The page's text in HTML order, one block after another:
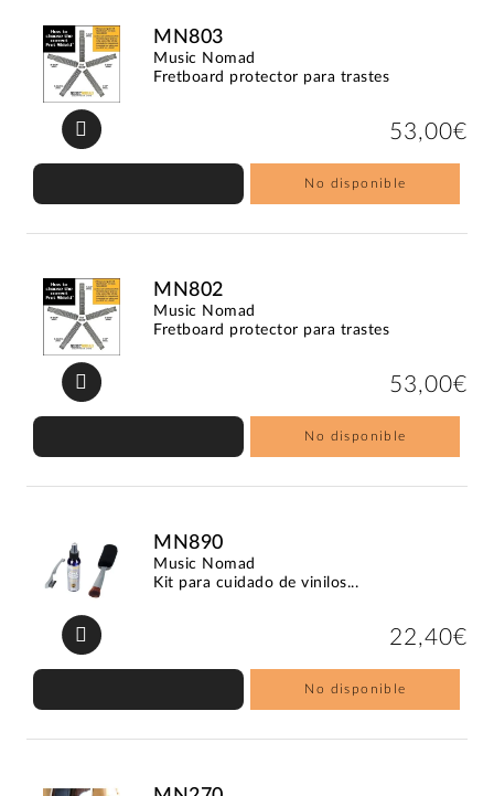
MN803
Music Nomad
Fretboard protector para trastes
53,00€
No disponible
MN802
Music Nomad
Fretboard protector para trastes
53,00€
No disponible
MN890
Music Nomad
Kit para cuidado de vinilos...
22,40€
No disponible